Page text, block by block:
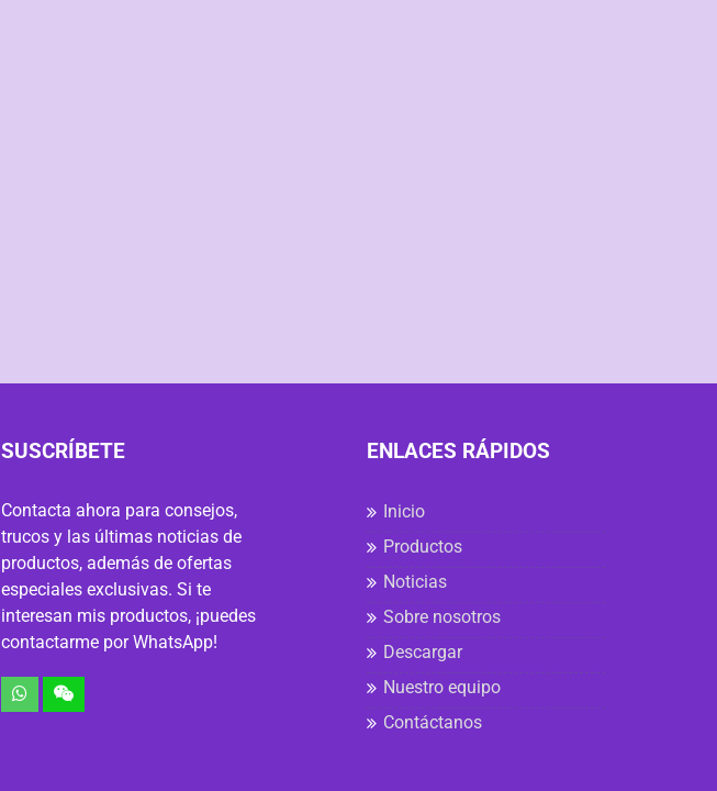
SUSCRÍBETE
Contacta ahora para consejos,
trucos y las últimas noticias de
productos, además de ofertas
especiales exclusivas. Si te
interesan mis productos, ¡puedes
contactarme por WhatsApp!
ENLACES RÁPIDOS
Inicio
Productos
Noticias
Sobre nosotros
Descargar
Nuestro equipo
Contáctanos